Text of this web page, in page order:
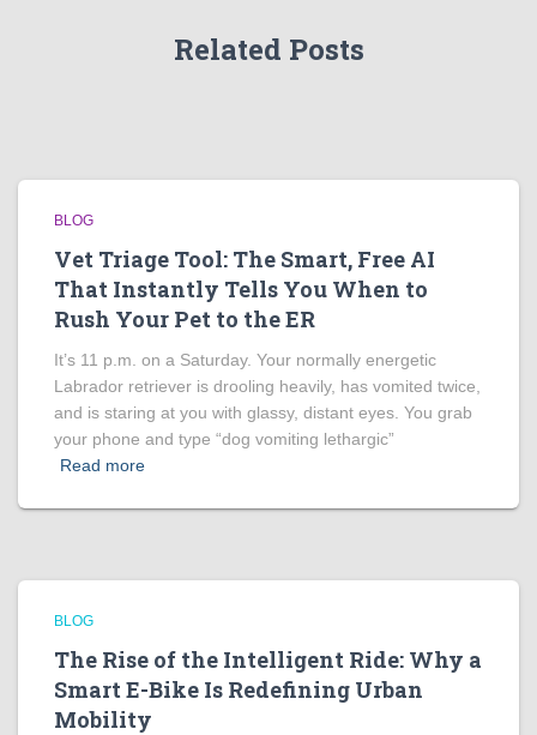
Related Posts
BLOG
Vet Triage Tool: The Smart, Free AI
That Instantly Tells You When to
Rush Your Pet to the ER
It’s 11 p.m. on a Saturday. Your normally energetic
Labrador retriever is drooling heavily, has vomited twice,
and is staring at you with glassy, distant eyes. You grab
your phone and type “dog vomiting lethargic”
Read more
BLOG
The Rise of the Intelligent Ride: Why a
Smart E-Bike Is Redefining Urban
Mobility